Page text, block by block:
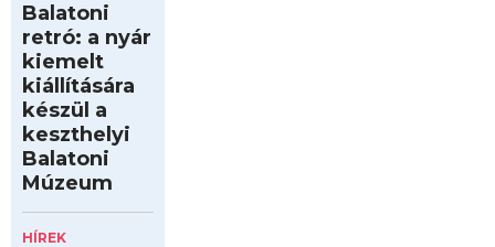
Balatoni
retró: a nyár
kiemelt
kiállítására
készül a
keszthelyi
Balatoni
Múzeum
HÍREK